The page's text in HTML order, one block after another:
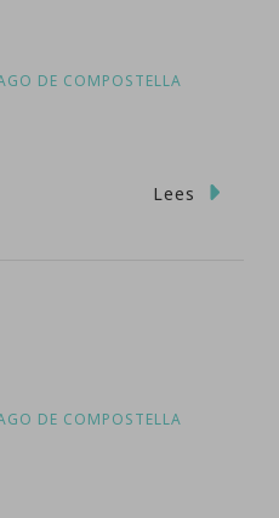
DE COMPOSTELLA
Lees
DE COMPOSTELLA